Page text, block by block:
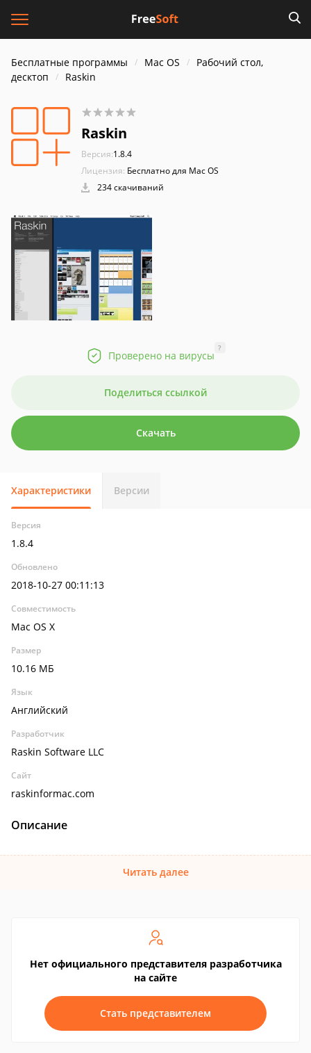
Бесплатные программы Mac OS
Рабочий стол,
десктоп
Raskin
Raskin
Версия:1.8.4
Лицензия: Бесплатно для Mac OS
234 скачиваний
Проверено на вирусы
?
Поделиться ссылкой
Скачать
Характеристики Версии
Версия
1.8.4
Обновлено
2018-10-27 00:11:13
Совместимость
Mac OS X
Размер
10.16 МБ
Язык
Английский
Разработчик
Raskin Software LLC
Сайт
raskinformac.com
Описание
Читать далее
Нет официального представителя разработчика
на сайте
Стать представителем